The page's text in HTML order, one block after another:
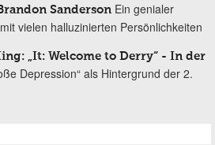
Sanderson Ein genialer
vielen halluzinierten Persönlichkeiten
„It: Welcome to Derry“ - In der
Depression“ als Hintergrund der 2.